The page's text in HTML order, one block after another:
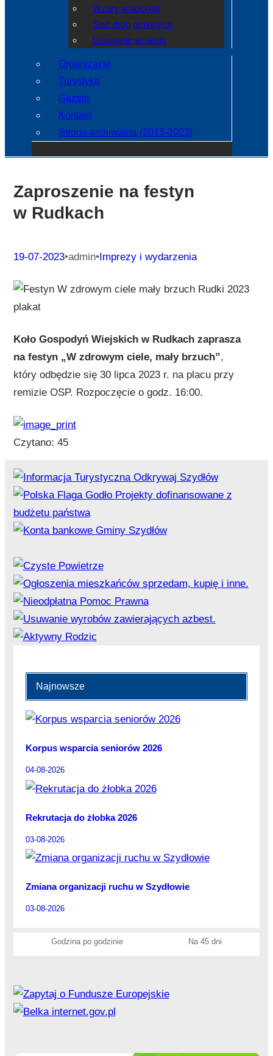
Wzory wniosków
Sieć dróg gminnych
Usuwanie azbestu
Organizacje
Turystyka
Gazeta
Kontakt
Strona archiwalna (2013-2023)
Zaproszenie na festyn
w Rudkach
19-07-2023•admin•Imprezy i wydarzenia
Koło Gospodyń Wiejskich w Rudkach zaprasza
na festyn „W zdrowym ciele, mały brzuch”,
który odbędzie się 30 lipca 2023 r. na placu przy
remizie OSP. Rozpoczęcie o godz. 16:00.
Czytano: 45
Najnowsze
Korpus wsparcia seniorów 2026
04-08-2026
Rekrutacja do żłobka 2026
03-08-2026
Zmiana organizacji ruchu w Szydłowie
03-08-2026
Godzina po godzinie Na 45 dni